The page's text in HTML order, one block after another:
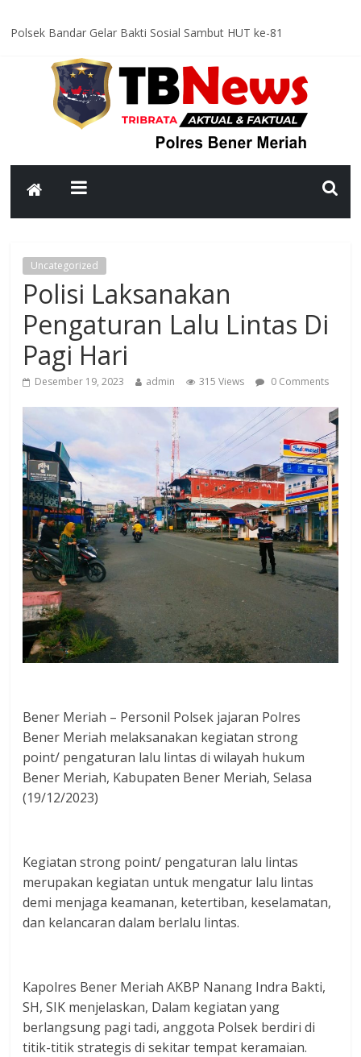
Polsek Bandar Gelar Bakti Sosial Sambut HUT ke-81
Satlantas Polres Bener Meriah Intensifkan Patroli Malam, Cegah
Balap Liar dan Tekan Angka Kecelakaan
Asah Kemampuan Personel, Polres Bener Meriah Gelar Latihan
Dalmas Tingkatkan Kesiapsiagaan Hadapi Gangguan Kamtibmas
Patroli Malam Polsek Wih Pesam Intensifkan Antisipasi
Ajak Warga Tingkatkan Kewaspadaan dan Jaga Kamtibmas
Uncategorized
Polisi Laksanakan
Pengaturan Lalu Lintas Di
Pagi Hari
Desember 19, 2023 admin 315 Views 0 Comments
Bener Meriah – Personil Polsek jajaran Polres
Bener Meriah melaksanakan kegiatan strong
point/ pengaturan lalu lintas di wilayah hukum
Bener Meriah, Kabupaten Bener Meriah, Selasa
(19/12/2023)
Kegiatan strong point/ pengaturan lalu lintas
merupakan kegiatan untuk mengatur lalu lintas
demi menjaga keamanan, ketertiban, keselamatan,
dan kelancaran dalam berlalu lintas.
Kapolres Bener Meriah AKBP Nanang Indra Bakti,
SH, SIK menjelaskan, Dalam kegiatan yang
berlangsung pagi tadi, anggota Polsek berdiri di
titik-titik strategis di sekitar tempat keramaian.